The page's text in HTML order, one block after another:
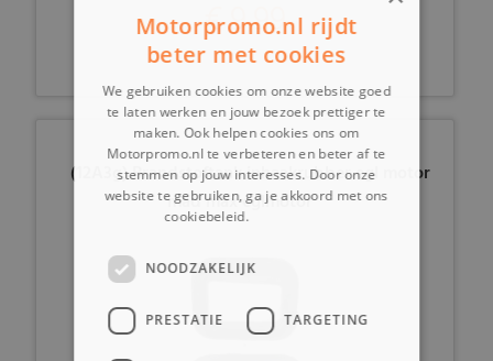
€ 9,99
(12A3g) Brandstoftank inhaakrubber egl motor
mad max eglmotor
Motorpromo.nl rijdt
beter met cookies
We gebruiken cookies om onze website goed
te laten werken en jouw bezoek prettiger te
maken. Ook helpen cookies ons om
Motorpromo.nl te verbeteren en beter af te
stemmen op jouw interesses. Door onze
website te gebruiken, ga je akkoord met ons
cookiebeleid.
NOODZAKELIJK
PRESTATIE TARGETING